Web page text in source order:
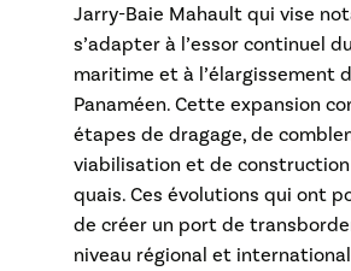
Jarry-Baie Mahault qui vise
s’adapter à l’essor continuel
maritime et à l’élargissement
Panaméen. Cette expansion
étapes de dragage, de
viabilisation et de
quais. Ces évolutions qui ont
de créer un port de
niveau régional et